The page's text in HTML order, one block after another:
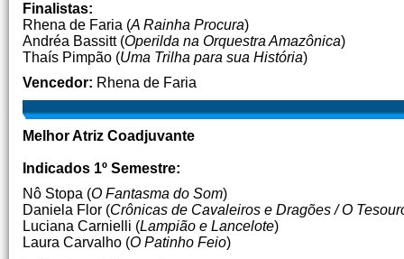
Finalistas:
Rhena de Faria (A Rainha Procura)
Andréa Bassitt (Operilda na Orquestra Amazônica)
Thaís Pimpão (Uma Trilha para sua História)
Vencedor: Rhena de Faria
Melhor Atriz Coadjuvante
Indicados 1º Semestre:
Nô Stopa (O Fantasma do Som)
Daniela Flor (Crônicas de Cavaleiros e Dragões / O
Luciana Carnielli (Lampião e Lancelote)
Laura Carvalho (O Patinho Feio)